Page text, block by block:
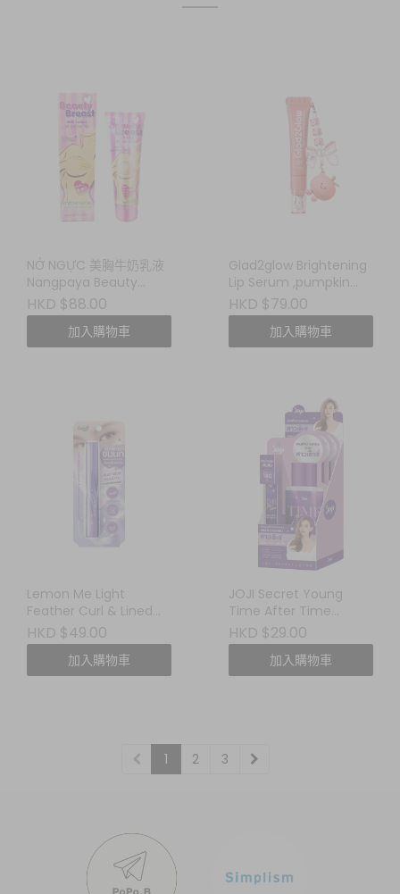
NỞ NGỰC 美胸牛奶乳液
Nangpaya Beauty
Breast Milk Lotion
HKD $88.00
加入購物車
Glad2glow Brightening
Lip Serum ,pumpkin
frost 修護潤唇精華
HKD $79.00
加入購物車
Lemon Me Light
Feather Curl & Lined
Up Mascara 輕羽捲翹睫
毛膏
HKD $49.00
加入購物車
JOJI Secret Young
Time After Time
Perfume Body Mist
(10ml 隨身瓶)
HKD $29.00
加入購物車
1 2 3